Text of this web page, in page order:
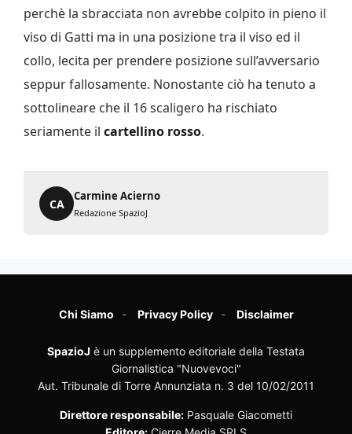
perchè la sbracciata non avrebbe colpito in pieno il
viso di Gatti ma in una posizione tra il viso ed il
collo, lecita per prendere posizione sull’avversario
seppur fallosamente. Nonostante ciò ha tenuto a
sottolineare che il 16 scaligero ha rischiato
seriamente il cartellino rosso.
CA
Carmine Acierno
Redazione SpazioJ
Chi Siamo Privacy Policy Disclaimer
SpazioJ è un supplemento editoriale della Testata
Giornalistica "Nuovevoci"
Aut. Tribunale di Torre Annunziata n. 3 del 10/02/2011
Direttore responsabile: Pasquale Giacometti